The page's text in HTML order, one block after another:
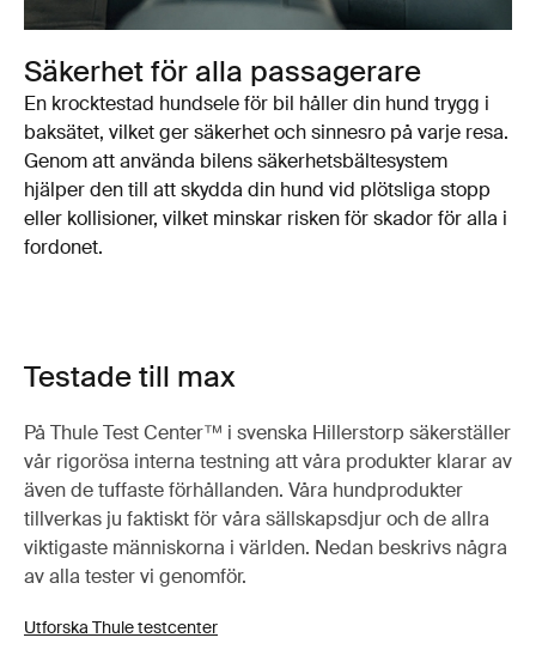
Säkerhet för alla passagerare
En krocktestad hundsele för bil håller din hund trygg i
baksätet, vilket ger säkerhet och sinnesro på varje resa.
Genom att använda bilens säkerhetsbältesystem
hjälper den till att skydda din hund vid plötsliga stopp
eller kollisioner, vilket minskar risken för skador för alla i
fordonet.
Testade till max
På Thule Test Center™ i svenska Hillerstorp säkerställer
vår rigorösa interna testning att våra produkter klarar av
även de tuffaste förhållanden. Våra hundprodukter
tillverkas ju faktiskt för våra sällskapsdjur och de allra
viktigaste människorna i världen. Nedan beskrivs några
av alla tester vi genomför.
Utforska Thule testcenter